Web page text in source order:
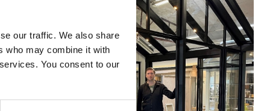
our traffic. We also share
who may combine it with
You consent to our